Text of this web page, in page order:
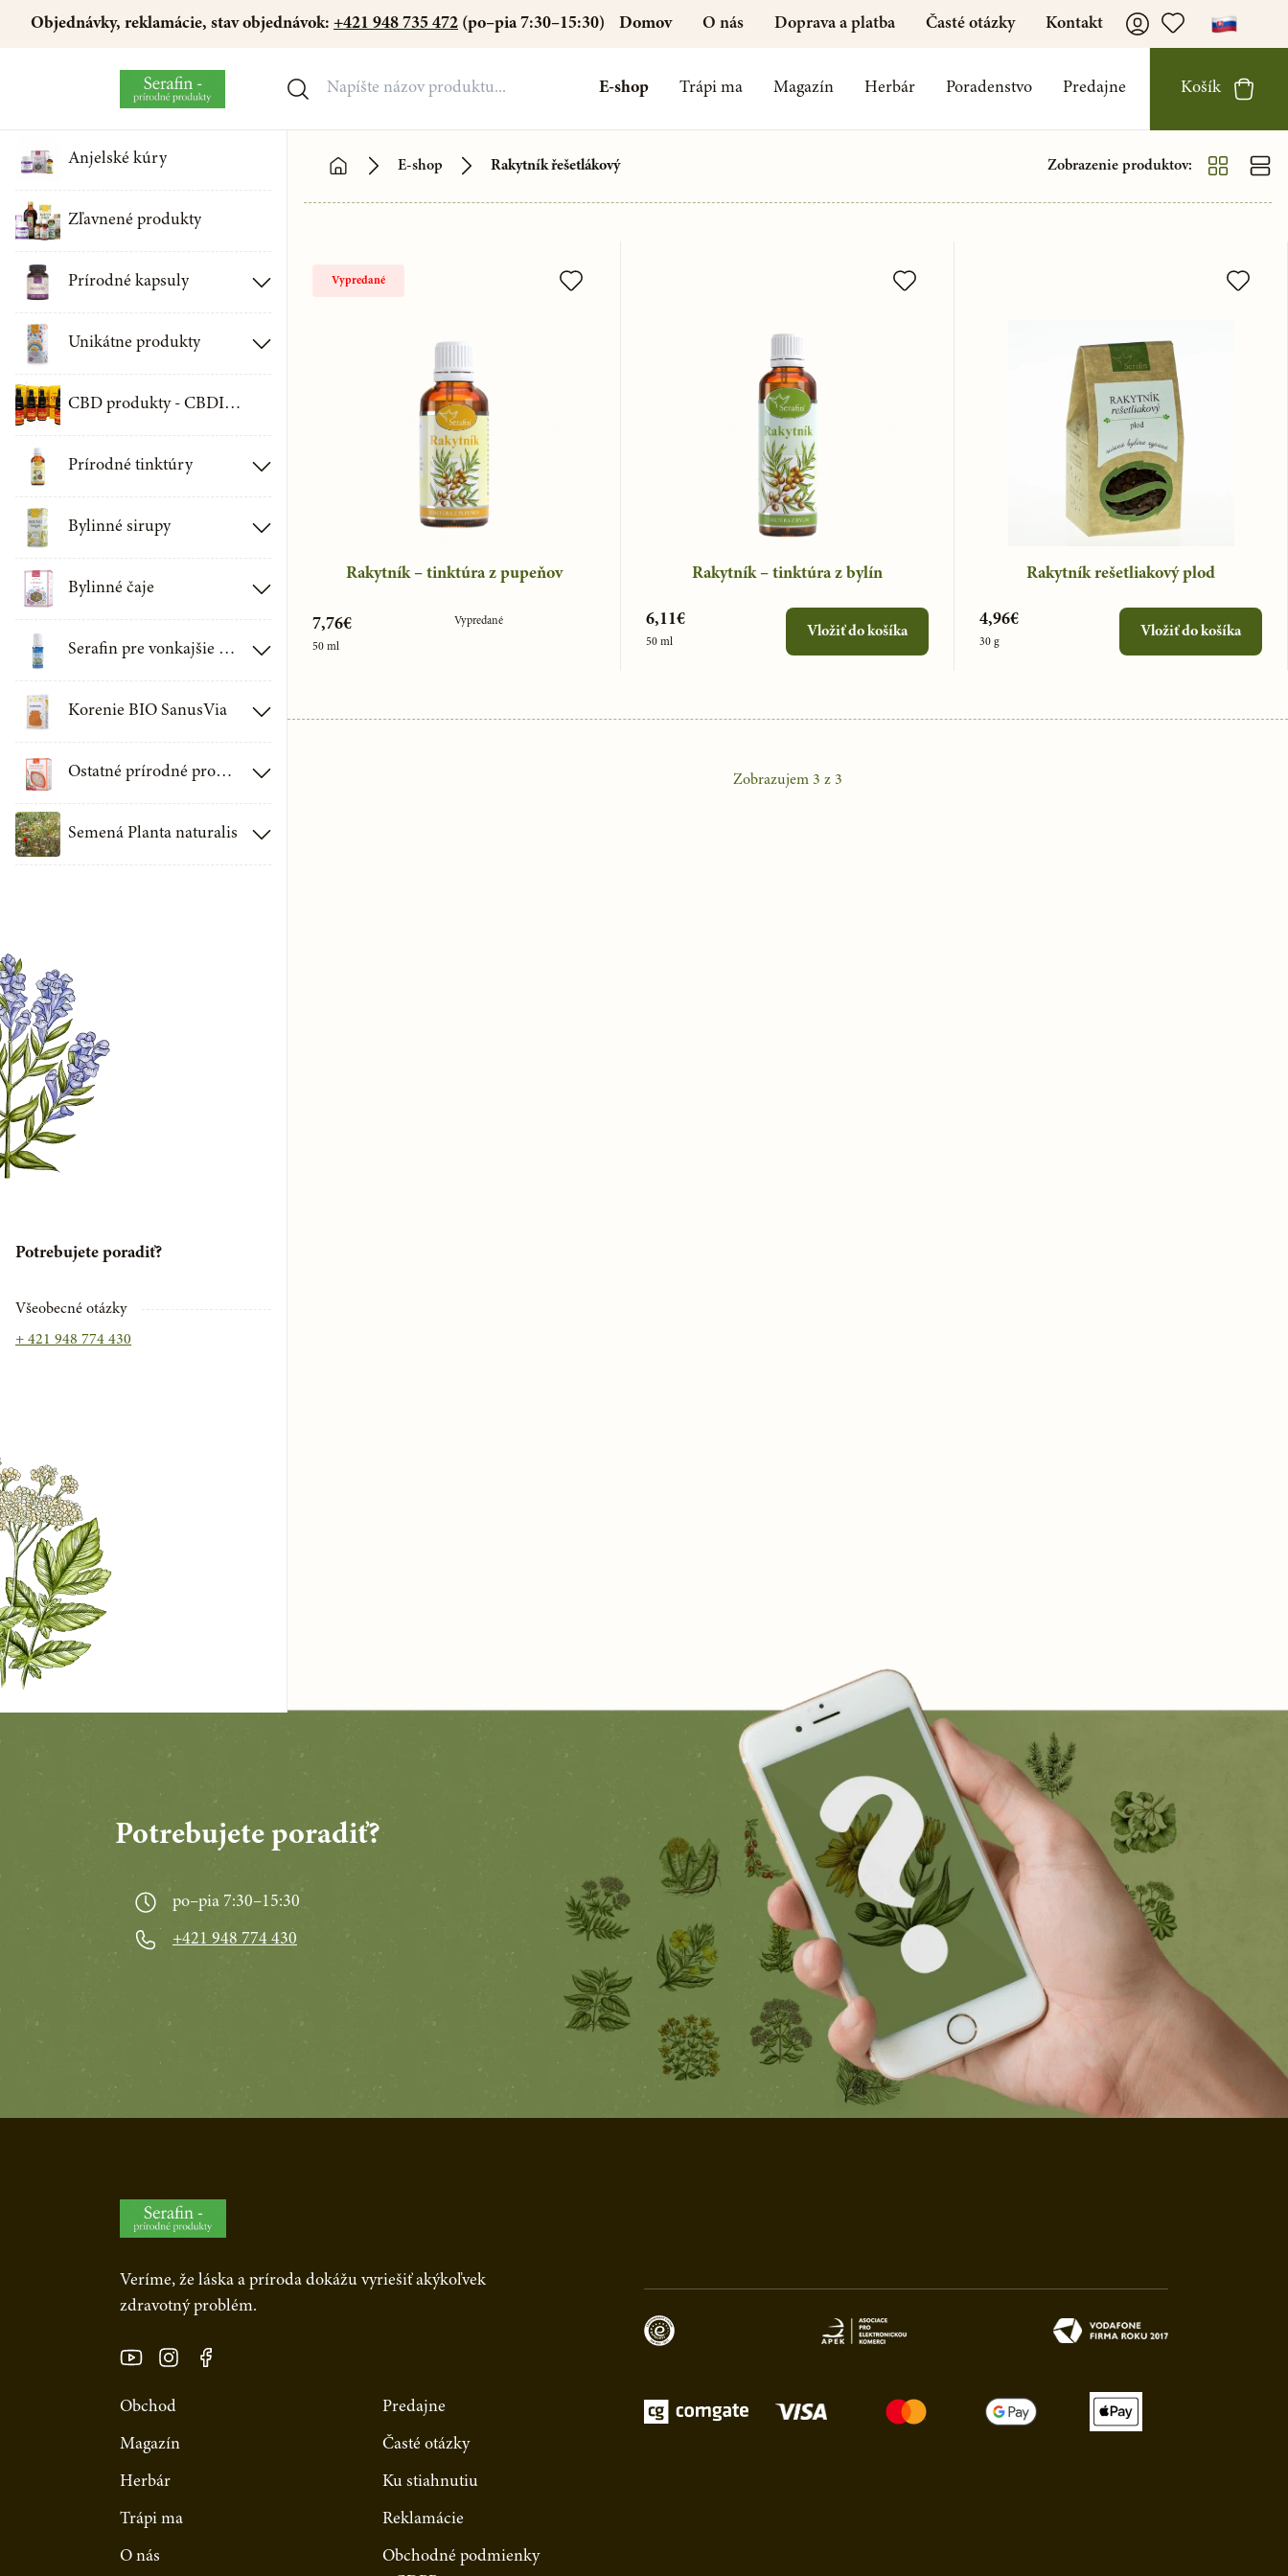
Objednávky, reklamácie, stav objednávok: +421 948 735 472 (po–pia 7:30–15:30) Domov O nás Doprava a platba Časté otázky Kontakt
E-shop Trápi ma Magazín Herbár Poradenstvo Predajne Košík
Anjelské kúry
Zľavnené produkty
Prírodné kapsuly
Zdravotné kapsuly
Minerály a vitamíny
Životný štýl
Unikátne produkty
Ústne spreje SERAFINCBD produkty - CBDICAL
Prírodné tinktúry
Tinktúry z húb
Tinktúry z pupeňov
Bylinné tinktúry
Bylinné sirupy
Sirupy
Čajové koncentráty
Bylinné čaje
Detské čaje
Sypané bylinné čaje
Porciované bylinné čaje
Jednodruhové byliny
Serafin pre vonkajšie použitie
Serafin aromaterapia
Korenie BIO SanusVia
Soli prírodné
Detské BIO korenie
Ostatné prírodné produkty
Produkty mesiaca
Omega
Telové sviečky
Nobilis Tilia
Semená Planta naturalis
Potrebujete poradiť?
Všeobecné otázky
+ 421 948 774 430
E-shop Rakytník řešetlákový Zobrazenie produktov:
Vypredané
Rakytník – tinktúra z pupeňov
7,76€
50 ml
Vypredané
Rakytník – tinktúra z bylín
6,11€
50 ml
Vložiť do košíka
Rakytník rešetliakový plod
4,96€
30 g
Vložiť do košíka
Zobrazujem 3 z 3
Potrebujete poradiť?
po–pia 7:30–15:30
+421 948 774 430
Veríme, že láska a príroda dokážu vyriešiť akýkoľvek
zdravotný problém.
Obchod
Magazín
Herbár
Trápi ma
O nás
Predajne
Časté otázky
Ku stiahnutiu
Reklamácie
Obchodné podmienky